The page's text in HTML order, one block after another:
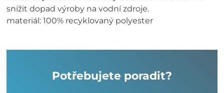
snížit dopad výroby na vodní zdroje.
materiál: 100% recyklovaný polyester
Potřebujete poradit?